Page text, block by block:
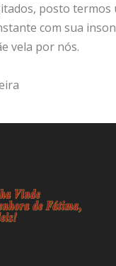
posto termos
com sua
vela por nós.